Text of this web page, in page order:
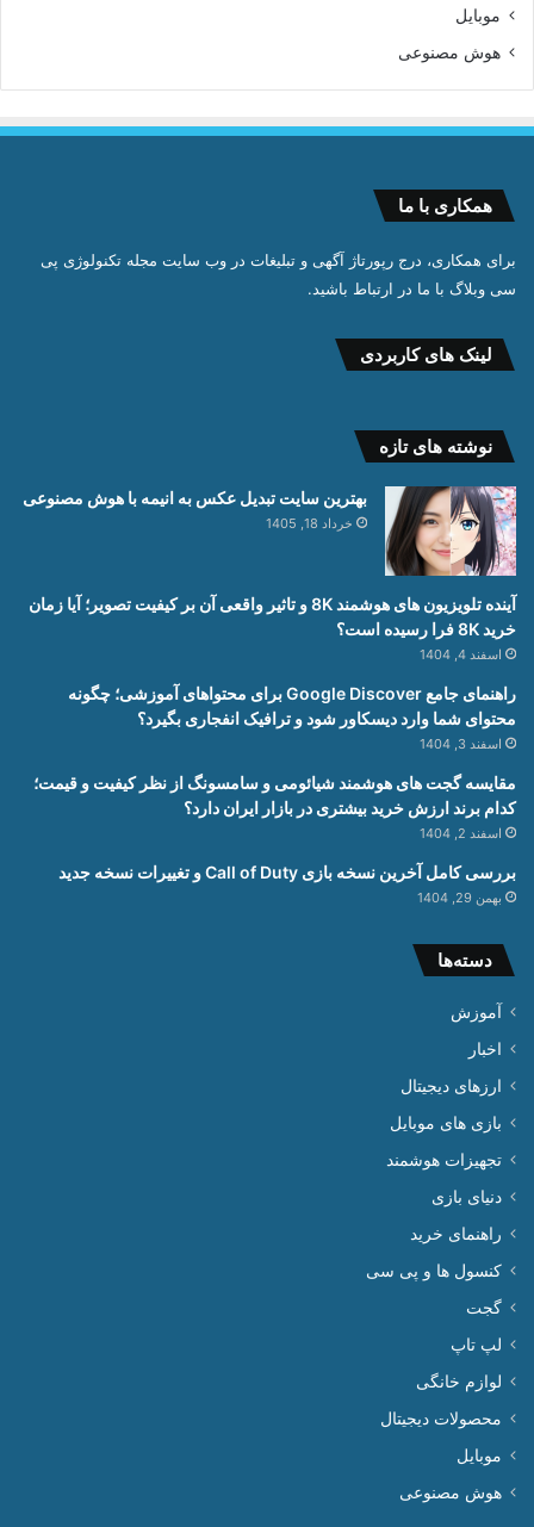
موبایل
هوش مصنوعی
همکاری با ما
برای همکاری، درج رپورتاژ آگهی و تبلیغات در وب سایت مجله تکنولوژی پی
سی وبلاگ با ما در ارتباط باشید.
لینک های کاربردی
نوشته های تازه
بهترین سایت تبدیل عکس به انیمه با هوش مصنوعی
خرداد 18, 1405
آینده تلویزیون های هوشمند 8K و تاثیر واقعی آن بر کیفیت تصویر؛ آیا زمان
خرید 8K فرا رسیده است؟
اسفند 4, 1404
راهنمای جامع Google Discover برای محتواهای آموزشی؛ چگونه
محتوای شما وارد دیسکاور شود و ترافیک انفجاری بگیرد؟
اسفند 3, 1404
مقایسه گجت های هوشمند شیائومی و سامسونگ از نظر کیفیت و قیمت؛
کدام برند ارزش خرید بیشتری در بازار ایران دارد؟
اسفند 2, 1404
بررسی کامل آخرین نسخه بازی Call of Duty و تغییرات نسخه جدید
بهمن 29, 1404
دسته‌ها
آموزش
اخبار
ارزهای دیجیتال
بازی های موبایل
تجهیزات هوشمند
دنیای بازی
راهنمای خرید
کنسول ها و پی سی
گجت
لپ تاپ
لوازم خانگی
محصولات دیجیتال
موبایل
هوش مصنوعی